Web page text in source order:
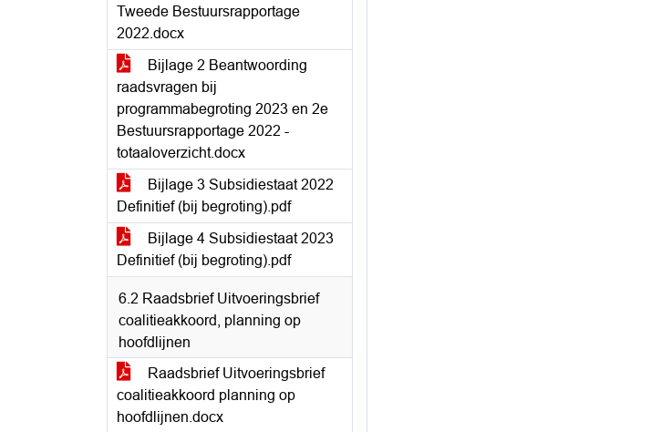
Tweede Bestuursrapportage
2022.docx
Bijlage 2 Beantwoording
raadsvragen bij
programmabegroting 2023 en 2e
Bestuursrapportage 2022 -
totaaloverzicht.docx
Bijlage 3 Subsidiestaat 2022
Definitief (bij begroting).pdf
Bijlage 4 Subsidiestaat 2023
Definitief (bij begroting).pdf
6.2 Raadsbrief Uitvoeringsbrief
coalitieakkoord, planning op
hoofdlijnen
Raadsbrief Uitvoeringsbrief
coalitieakkoord planning op
hoofdlijnen.docx